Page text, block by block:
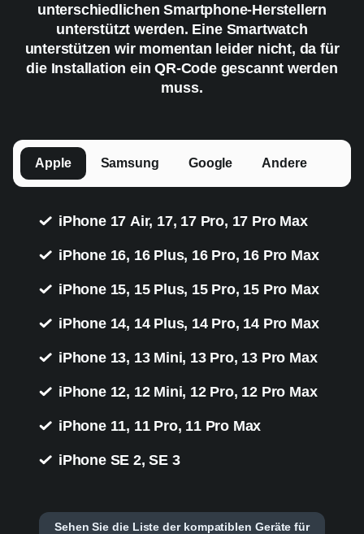
unterschiedlichen Smartphone-Herstellern
unterstützt werden. Eine Smartwatch
unterstützen wir momentan leider nicht, da für
die Installation ein QR-Code gescannt werden
muss.
Apple Samsung Google Andere
iPhone 17 Air, 17, 17 Pro, 17 Pro Max
iPhone 16, 16 Plus, 16 Pro, 16 Pro Max
iPhone 15, 15 Plus, 15 Pro, 15 Pro Max
iPhone 14, 14 Plus, 14 Pro, 14 Pro Max
iPhone 13, 13 Mini, 13 Pro, 13 Pro Max
iPhone 12, 12 Mini, 12 Pro, 12 Pro Max
iPhone 11, 11 Pro, 11 Pro Max
iPhone SE 2, SE 3
Sehen Sie die Liste der kompatiblen Geräte für